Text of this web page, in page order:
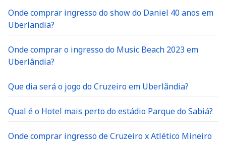
Onde comprar ingresso do show do Daniel 40 anos em
Uberlandia?
Onde comprar o ingresso do Music Beach 2023 em
Uberlândia?
Que dia será o jogo do Cruzeiro em Uberlãndia?
Qual é o Hotel mais perto do estádio Parque do Sabiá?
Onde comprar ingresso de Cruzeiro x Atlético Mineiro